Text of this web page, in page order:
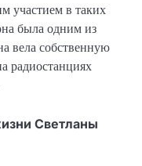
участием в таких
была одним из
вела собственную
радиостанциях
Светланы